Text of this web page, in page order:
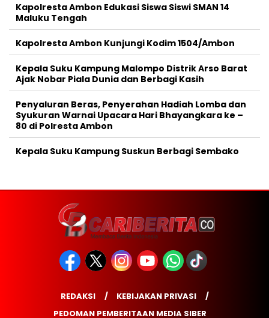
Kapolresta Ambon Edukasi Siswa Siswi SMAN 14
Maluku Tengah
Kapolresta Ambon Kunjungi Kodim 1504/Ambon
Kepala Suku Kampung Malompo Distrik Arso Barat
Ajak Nobar Piala Dunia dan Berbagi Kasih
Penyaluran Beras, Penyerahan Hadiah Lomba dan
Syukuran Warnai Upacara Hari Bhayangkara ke –
80 di Polresta Ambon
Kepala Suku Kampung Suskun Berbagi Sembako
REDAKSI
KEBIJAKAN PRIVASI
PEDOMAN PEMBERITAAN MEDIA SIBER